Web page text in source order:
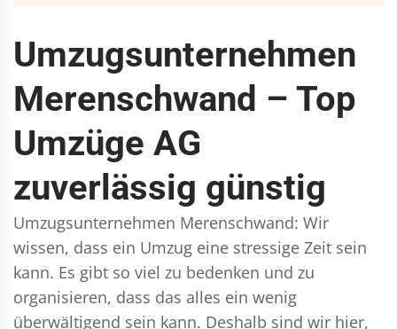
Umzugsunternehmen
Merenschwand – Top
Umzüge AG
zuverlässig günstig
Umzugsunternehmen Merenschwand: Wir
wissen, dass ein Umzug eine stressige Zeit sein
kann. Es gibt so viel zu bedenken und zu
organisieren, dass das alles ein wenig
überwältigend sein kann. Deshalb sind wir hier,